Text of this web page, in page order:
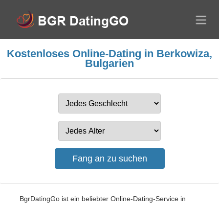
Kostenloses Online-Dating in Berkowiza,
Bulgarien
BgrDatingGo ist ein beliebter Online-Dating-Service in